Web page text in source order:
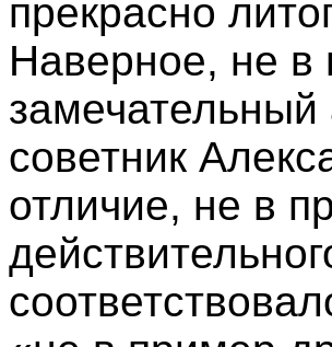
прекрасно
Наверное, не в
советник
отличие, не в